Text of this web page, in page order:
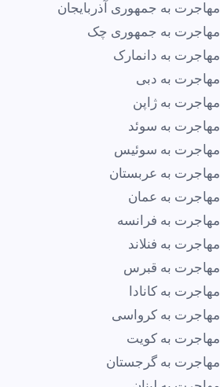
مهاجرت به جمهوری آذربایجان
مهاجرت به جمهوری چک
مهاجرت به دانمارک
مهاجرت به دبی
مهاجرت به ژاپن
مهاجرت به سوئد
مهاجرت به سوئیس
مهاجرت به عربستان
مهاجرت به عمان
مهاجرت به فرانسه
مهاجرت به فنلاند
مهاجرت به قبرس
مهاجرت به کانادا
مهاجرت به کرواسی
مهاجرت به کویت
مهاجرت به گرجستان